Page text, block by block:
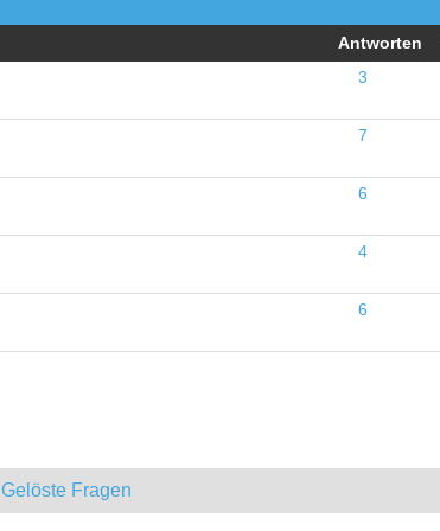
Antworten
3
7
6
4
6
Gelöste Fragen